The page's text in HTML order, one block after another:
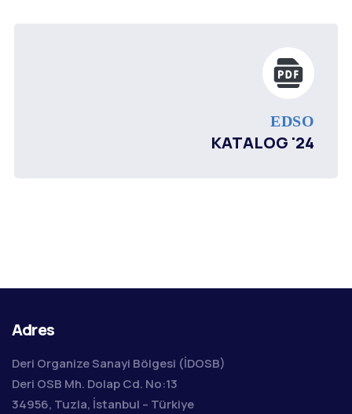
EDSO
KATALOG '24
Adres
Deri Organize Sanayi Bölgesi (İDOSB)
Deri OSB Mh. Dolap Cd. No:13
34956, Tuzla, İstanbul – Türkiye